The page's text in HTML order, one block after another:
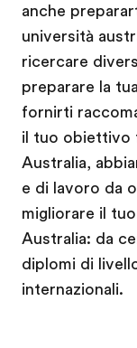
anche
università
ricercare
preparare la
fornirti
il tuo obiettivo
Australia,
e di lavoro da
migliorare il
Australia: da
diplomi di
internazionali.